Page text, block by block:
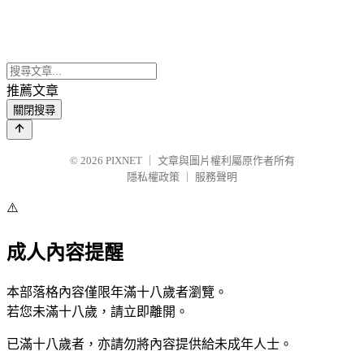
推薦文章
關閉搜尋
© 2026 PIXNET
文章與圖片權利屬原作者所有
隱私權政策
服務聲明
⚠️
成人內容提醒
本部落格內容僅限年滿十八歲者瀏覽。
若您未滿十八歲，請立即離開。
已滿十八歲者，亦請勿將內容提供給未成年人士。